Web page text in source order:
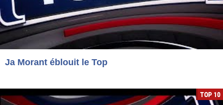
Ja Morant éblouit le Top
TOP 10